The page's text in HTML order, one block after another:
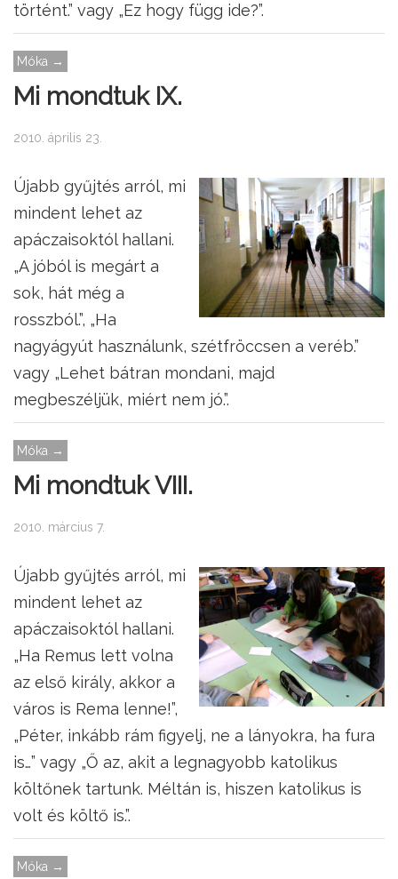
történt.” vagy „Ez hogy függ ide?”.
Móka →
Mi mondtuk IX.
2010. április 23.
Újabb gyűjtés arról, mi
mindent lehet az
apáczaisoktól hallani.
„A jóból is megárt a
sok, hát még a
rosszból.”, „Ha
nagyágyút használunk, szétfröccsen a veréb.”
vagy „Lehet bátran mondani, majd
megbeszéljük, miért nem jó.”.
Móka →
Mi mondtuk VIII.
2010. március 7.
Újabb gyűjtés arról, mi
mindent lehet az
apáczaisoktól hallani.
„Ha Remus lett volna
az első király, akkor a
város is Rema lenne!”,
„Péter, inkább rám figyelj, ne a lányokra, ha fura
is…” vagy „Ő az, akit a legnagyobb katolikus
költőnek tartunk. Méltán is, hiszen katolikus is
volt és költő is.”.
Móka →